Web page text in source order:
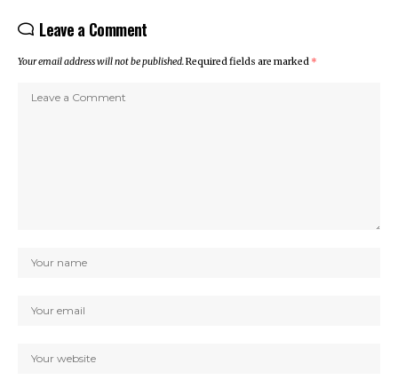
Leave a Comment
Your email address will not be published.Required fields are marked *